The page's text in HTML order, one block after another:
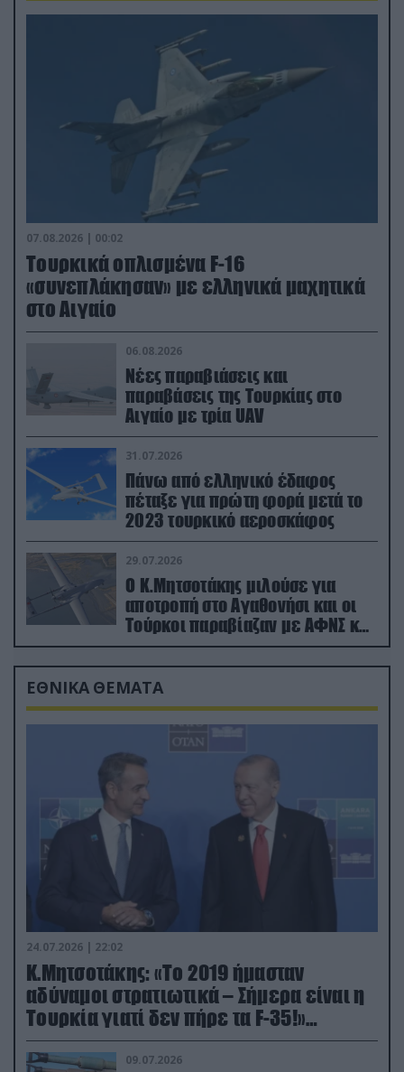
07.08.2026 | 00:02
Τουρκικά οπλισμένα F-16
«συνεπλάκησαν» με ελληνικά μαχητικά
στο Αιγαίο
06.08.2026
Νέες παραβιάσεις και
παραβάσεις της Τουρκίας στο
Αιγαίο με τρία UAV
31.07.2026
Πάνω από ελληνικό έδαφος
πέταξε για πρώτη φορά μετά το
2023 τουρκικό αεροσκάφος
29.07.2026
Ο Κ.Μητσοτάκης μιλούσε για
αποτροπή στο Αγαθονήσι και οι
Τούρκοι παραβίαζαν με ΑΦΝΣ και
drone
ΕΘΝΙΚΑ ΘΕΜΑΤΑ
24.07.2026 | 22:02
Κ.Μητσοτάκης: «Το 2019 ήμασταν
αδύναμοι στρατιωτικά – Σήμερα είναι η
Τουρκία γιατί δεν πήρε τα F-35!»
(βίντεο)
09.07.2026